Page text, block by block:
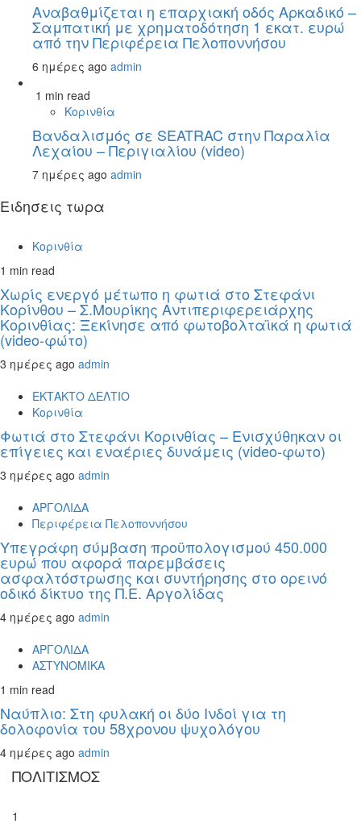
Αναβαθμίζεται η επαρχιακή οδός Αρκαδικό –
Σαμπατική με χρηματοδότηση 1 εκατ. ευρώ
από την Περιφέρεια Πελοποννήσου
6 ημέρες ago admin
1 min read
Κορινθία
Βανδαλισμός σε SEATRAC στην Παραλία
Λεχαίου – Περιγιαλίου (video)
7 ημέρες ago admin
Ειδησεις τωρα
Κορινθία
1 min read
Χωρίς ενεργό μέτωπο η φωτιά στο Στεφάνι
Κορίνθου – Σ.Μουρίκης Αντιπεριφερειάρχης
Κορινθίας: Ξεκίνησε από φωτοβολταϊκά η φωτιά
(video-φώτο)
3 ημέρες ago admin
ΕΚΤΑΚΤΟ ΔΕΛΤΙΟ
Κορινθία
Φωτιά στο Στεφάνι Κορινθίας – Ενισχύθηκαν οι
επίγειες και εναέριες δυνάμεις (video-φωτο)
3 ημέρες ago admin
ΑΡΓΟΛΙΔΑ
Περιφέρεια Πελοποννήσου
Υπεγράφη σύμβαση προϋπολογισμού 450.000
ευρώ που αφορά παρεμβάσεις
ασφαλτόστρωσης και συντήρησης στο ορεινό
οδικό δίκτυο της Π.Ε. Αργολίδας
4 ημέρες ago admin
ΑΡΓΟΛΙΔΑ
ΑΣΤΥΝΟΜΙΚΑ
1 min read
Ναύπλιο: Στη φυλακή οι δύο Ινδοί για τη
δολοφονία του 58χρονου ψυχολόγου
4 ημέρες ago admin
ΠΟΛΙΤΙΣΜΟΣ
1